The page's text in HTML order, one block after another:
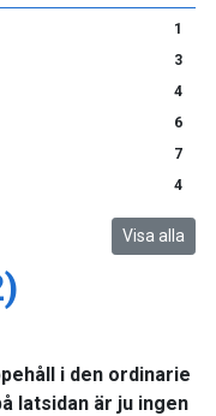
1
3
4
6
7
4
Visa alla
i den ordinarie
latsidan är ju ingen